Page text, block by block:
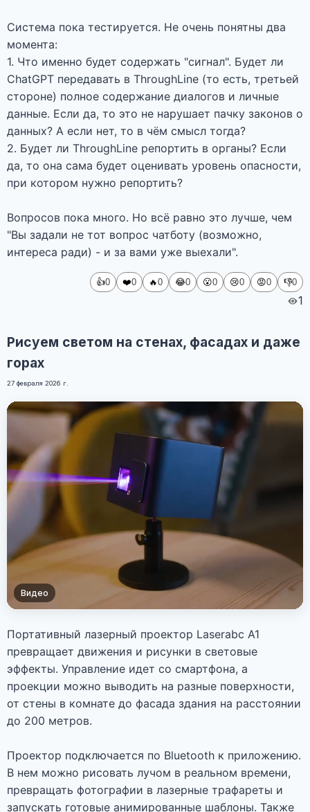
Система пока тестируется. Не очень понятны два
момента:
1. Что именно будет содержать "сигнал". Будет ли
ChatGPT передавать в ThroughLine (то есть, третьей
стороне) полное содержание диалогов и личные
данные. Если да, то это не нарушает пачку законов о
данных? А если нет, то в чём смысл тогда?
2. Будет ли ThroughLine репортить в органы? Если
да, то она сама будет оценивать уровень опасности,
при котором нужно репортить?
Вопросов пока много. Но всё равно это лучше, чем
"Вы задали не тот вопрос чатботу (возможно,
интереса ради) - и за вами уже выехали".
👍0 ❤️0 🔥0 😂0 😮0 😢0 😡0 👎0
1
Рисуем светом на стенах, фасадах и даже
горах
27 февраля 2026 г.
Видео
Портативный лазерный проектор Laserabc A1
превращает движения и рисунки в световые
эффекты. Управление идет со смартфона, а
проекции можно выводить на разные поверхности,
от стены в комнате до фасада здания на расстоянии
до 200 метров.
Проектор подключается по Bluetooth к приложению.
В нем можно рисовать лучом в реальном времени,
превращать фотографии в лазерные трафареты и
запускать готовые анимированные шаблоны. Также